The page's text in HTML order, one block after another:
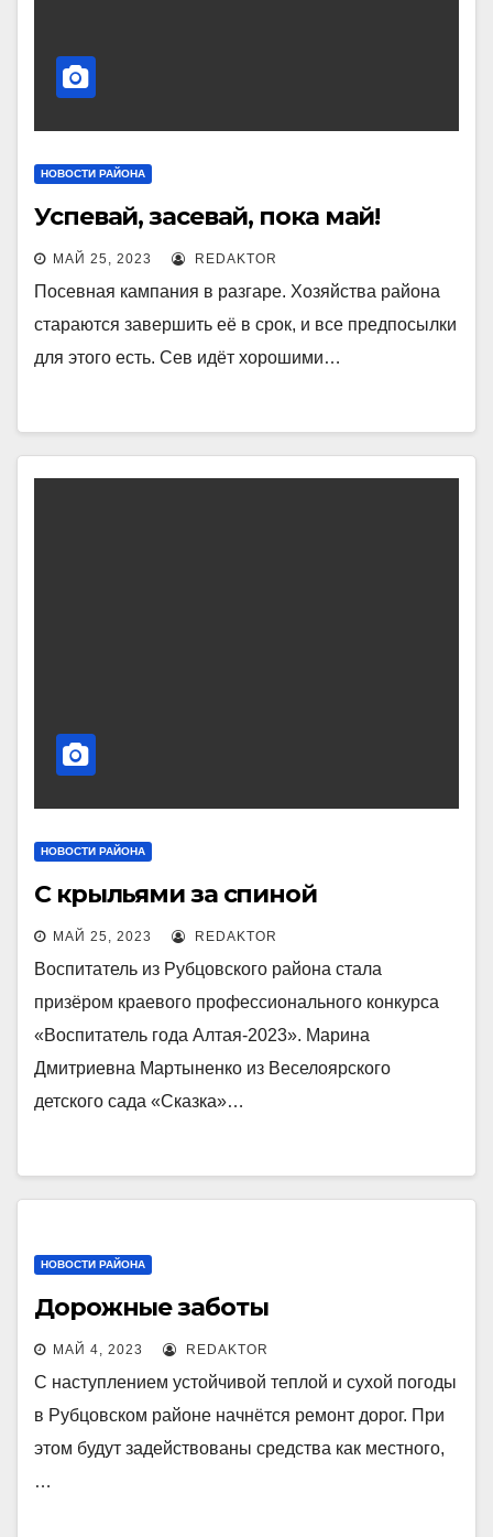
НОВОСТИ РАЙОНА
Успевай, засевай, пока май!
МАЙ 25, 2023 REDAKTOR
Посевная кампания в разгаре. Хозяйства района
стараются завершить её в срок, и все предпосылки
для этого есть. Сев идёт хорошими…
НОВОСТИ РАЙОНА
С крыльями за спиной
МАЙ 25, 2023 REDAKTOR
Воспитатель из Рубцовского района стала
призёром краевого профессионального конкурса
«Воспитатель года Алтая-2023». Марина
Дмитриевна Мартыненко из Веселоярского
детского сада «Сказка»…
НОВОСТИ РАЙОНА
Дорожные заботы
МАЙ 4, 2023 REDAKTOR
С наступлением устойчивой теплой и сухой погоды
в Рубцовском районе начнётся ремонт дорог. При
этом будут задействованы средства как местного,
…